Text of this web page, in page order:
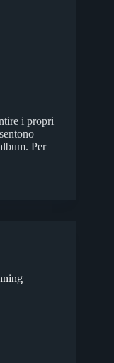
i propri
Per